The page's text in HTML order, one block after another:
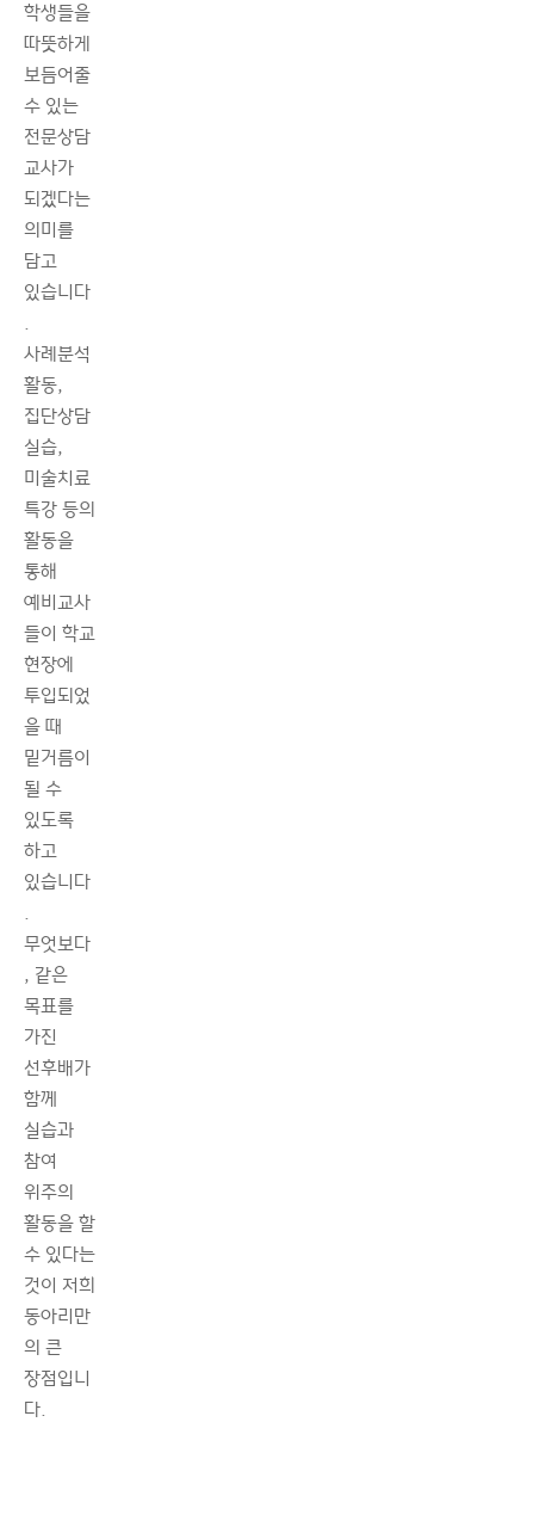
학생들을
따뜻하게
보듬어줄
수 있는
전문상담
교사가
되겠다는
의미를
담고
있습니다
.
사례분석
활동,
집단상담
실습,
미술치료
특강 등의
활동을
통해
예비교사
들이 학교
현장에
투입되었
을 때
밑거름이
될 수
있도록
하고
있습니다
.
무엇보다
, 같은
목표를
가진
선후배가
함께
실습과
참여
위주의
활동을 할
수 있다는
것이 저희
동아리만
의 큰
장점입니
다.